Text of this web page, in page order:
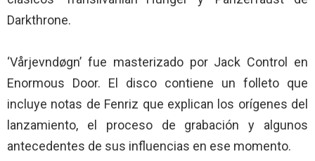
Darkthrone.
‘Vårjevndøgn’ fue masterizado por Jack Control en
Enormous Door. El disco contiene un folleto que
incluye notas de Fenriz que explican los orígenes del
lanzamiento, el proceso de grabación y algunos
antecedentes de sus influencias en ese momento.